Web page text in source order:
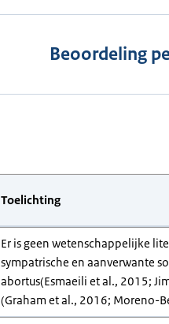
Beoordeling
Toelichting
Er is geen wetenschappelijke
sympatrische en aanverwante
abortus(Esmaeili et al., 2015;
(Graham et al., 2016; Moreno-